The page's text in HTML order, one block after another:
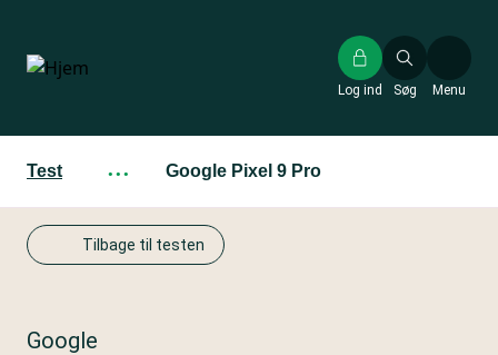
hovedindhold
Søg
Log ind Menu
Test ··· Google Pixel 9 Pro
Tilbage til testen
Google